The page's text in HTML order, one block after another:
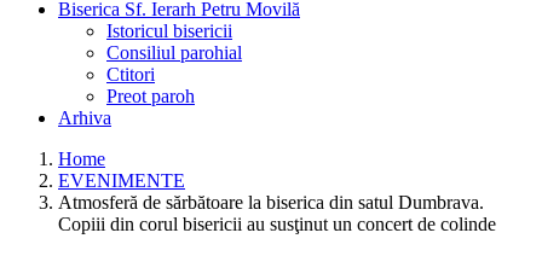
Biserica Sf. Ierarh Petru Movilă
Istoricul bisericii
Consiliul parohial
Ctitori
Preot paroh
Arhiva
Home
EVENIMENTE
Atmosferă de sărbătoare la biserica din satul Dumbrava.
Copiii din corul bisericii au susţinut un concert de colinde